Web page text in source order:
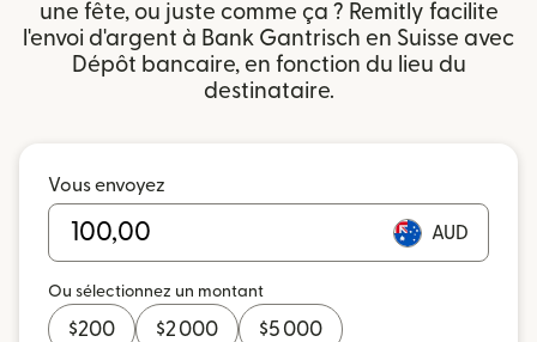
une fête, ou juste comme ça ? Remitly facilite
l'envoi d'argent à Bank Gantrisch en Suisse avec
Dépôt bancaire, en fonction du lieu du
destinataire.
Vous envoyez
AUD
Ou sélectionnez un montant
$200 $2 000 $5 000